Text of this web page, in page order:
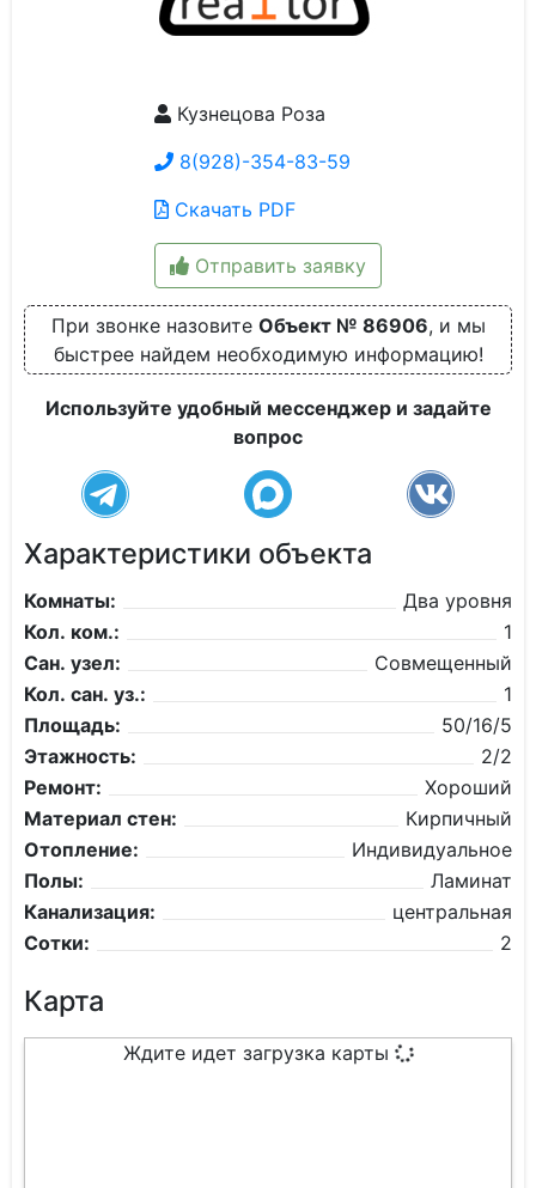
Кузнецова Роза
8(928)-354-83-59
Скачать PDF
Отправить заявку
При звонке назовите Объект № 86906, и мы
быстрее найдем необходимую информацию!
Используйте удобный мессенджер и задайте
вопрос
Характеристики объекта
Комнаты:
Два уровня
Кол. ком.:
1
Сан. узел:
Совмещенный
Кол. сан. уз.:
1
Площадь:
50/16/5
Этажность:
2/2
Ремонт:
Хороший
Материал стен:
Кирпичный
Отопление:
Индивидуальное
Полы:
Ламинат
Канализация:
центральная
Сотки:
2
Карта
Ждите идет загрузка карты